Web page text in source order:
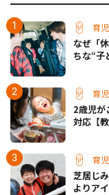
育児
なぜ「
ちな“子
育児
2歳児が
対応【
育児
芝居じ
よりア